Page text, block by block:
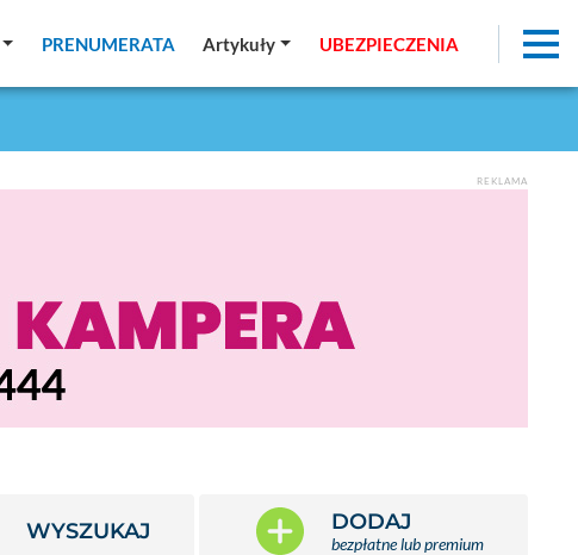
PRENUMERATA Artykuły UBEZPIECZENIA
REKLAMA
WYSZUKAJ DODAJ
bezpłatne lub premium
PRENUMERATA Artykuły UBEZPIECZENIA